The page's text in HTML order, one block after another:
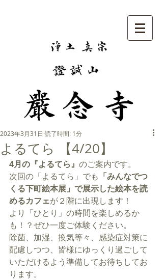
よるてら 【4/20】
2023年3月31日 読了時間: 1分
4月の『よるてら』 のご案内です。
次回の「よるてら」でも 「みんなでつ
くる下町絵本展」で展示した絵本を読
めるカフェが２階に出現します！
より「ひとり」の時間を楽しめるか
も！？ぜひ一度ご体験ください。
除菌、加湿、換気等々、感染症対策に
配慮しつつ、皆様にゆっくり過ごして
いただけるよう準備してお待ちしてお
ります。